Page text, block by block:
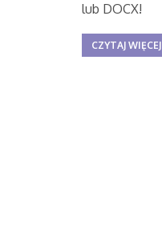
lub DOCX!
CZYTAJ WIĘCEJ